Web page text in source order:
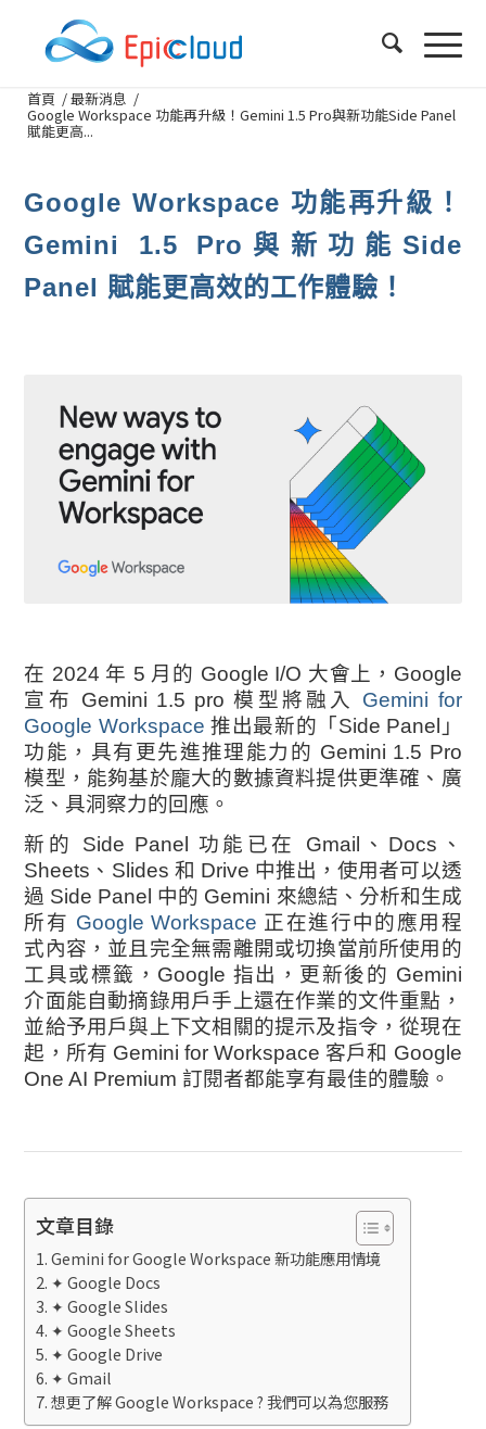
首頁 /最新消息 /
Google Workspace 功能再升級！Gemini 1.5 Pro與新功能Side Panel
賦能更高...
Google Workspace 功能再升級！
Gemini 1.5 Pro與新功能Side
Panel 賦能更高效的工作體驗！
在 2024 年 5 月的 Google I/O 大會上，Google
宣布 Gemini 1.5 pro 模型將融入 Gemini for
Google Workspace 推出最新的「Side Panel」
功能，具有更先進推理能力的 Gemini 1.5 Pro
模型，能夠基於龐大的數據資料提供更準確、廣
泛、具洞察力的回應。
新的 Side Panel 功能已在 Gmail、Docs、
Sheets、Slides 和 Drive 中推出，使用者可以透
過 Side Panel 中的 Gemini 來總結、分析和生成
所有 Google Workspace 正在進行中的應用程
式內容，並且完全無需離開或切換當前所使用的
工具或標籤，Google 指出，更新後的 Gemini
介面能自動摘錄用戶手上還在作業的文件重點，
並給予用戶與上下文相關的提示及指令，從現在
起，所有 Gemini for Workspace 客戶和 Google
One AI Premium 訂閱者都能享有最佳的體驗。
文章目錄
Gemini for Google Workspace 新功能應用情境
✦ Google Docs
✦ Google Slides
✦ Google Sheets
✦ Google Drive
✦ Gmail
想更了解 Google Workspace ? 我們可以為您服務